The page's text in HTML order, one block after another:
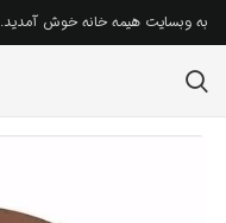
به وبسایت هیمه خانه خوش آمدید.